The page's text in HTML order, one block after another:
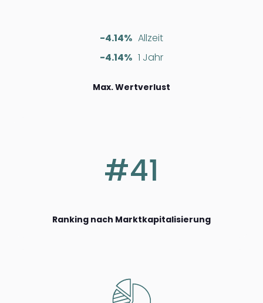
-4.14% Allzeit
-4.14% 1 Jahr
Max. Wertverlust
#41
Ranking nach Marktkapitalisierung